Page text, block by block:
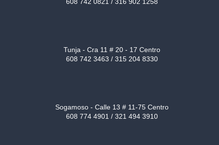
Tunja - Cra 11 # 20 - 17 Centro
608 742 3463 / 315 204 8330
Sogamoso - Calle 13 # 11-75 Centro
608 774 4901 / 321 494 3910